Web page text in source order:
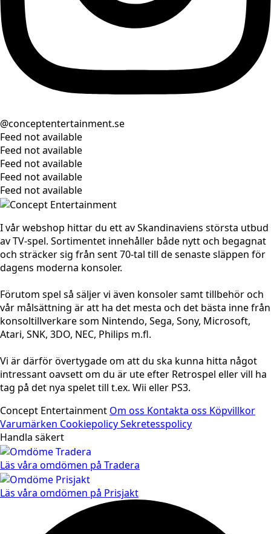
@conceptentertainment.se
Feed not available
Feed not available
Feed not available
Feed not available
Feed not available
I vår webshop hittar du ett av Skandinaviens största utbud
av TV-spel. Sortimentet innehåller både nytt och begagnat
och sträcker sig från sent 70-tal till de senaste släppen för
dagens moderna konsoler.
Förutom spel så säljer vi även konsoler samt tillbehör och
vår målsättning är att ha det mesta och det bästa inne från
konsoltillverkare som Nintendo, Sega, Sony, Microsoft,
Atari, SNK, 3DO, NEC, Philips m.fl.
Vi är därför övertygade om att du ska kunna hitta något
intressant oavsett om du är ute efter Retrospel eller vill ha
tag på det nya spelet till t.ex. Wii eller PS3.
Concept Entertainment Om oss Kontakta oss Köpvillkor
Varumärken CookiepolicySekretesspolicy
Handla säkert
Läs våra omdömen på Tradera
Läs våra omdömen på Prisjakt